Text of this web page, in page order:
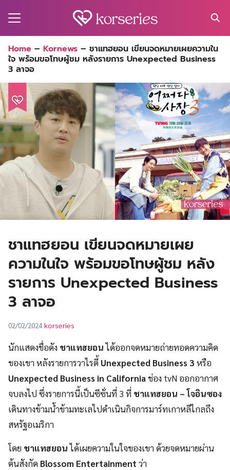
for:
Home – Kornews – ชาแทฮยอน เขียนจดหมายเผยความใน
ใจ พร้อมขอโทษผู้ชม หลังรายการ Unexpected Business
3 ลาจอ
ชาแทฮยอน เขียนจดหมายเผย
ความในใจ พร้อมขอโทษผู้ชม หลัง
รายการ Unexpected Business
3 ลาจอ
02/02/2024 korseries
นักแสดงชื่อดัง ชาแทฮยอนได้ออกจดหมายถ่ายทอดความคิด
ของเขา หลังรายการวาไรตี้ Unexpected Business 3 หรือ
Unexpected Business in Californiaช่อง tvN ออกอากาศ
จบลงไป ซึ่งรายการนี้เป็นซีซั่นที่ 3 ที่ ชาแทฮยอน – โจอินซอง
เดินทางข้ามน้ำข้ามทะเลไปดำเนินกิจการมาร์ทเกาหลีไกลถึง
สหรัฐอเมริกา
โดย ชาแทฮยอนได้เผยความในใจของเขา ด้วยจดหมายผ่าน
ต้นสังกัด Blossom Entertainment ว่า